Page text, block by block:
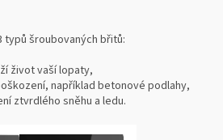
typů šroubovaných břitů:
život vaší lopaty,
například betonové podlahy,
ztvrdlého sněhu a ledu.